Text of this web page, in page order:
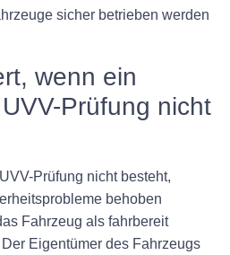
sicher betrieben werden
wenn ein
Prüfung nicht
Prüfung nicht besteht,
behoben
Fahrzeug als fahrbereit
Eigentümer des Fahrzeugs